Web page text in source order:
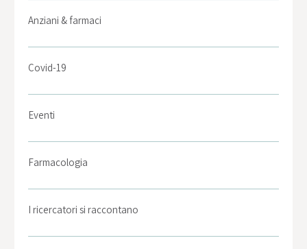
Anziani & farmaci
Covid-19
Eventi
Farmacologia
I ricercatori si raccontano